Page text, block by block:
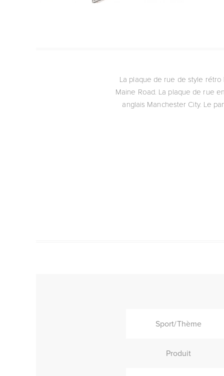
La plaque de rue de style
Maine Road. La plaque de rue
anglais Manchester City. Le
Sport/Thème
Produit